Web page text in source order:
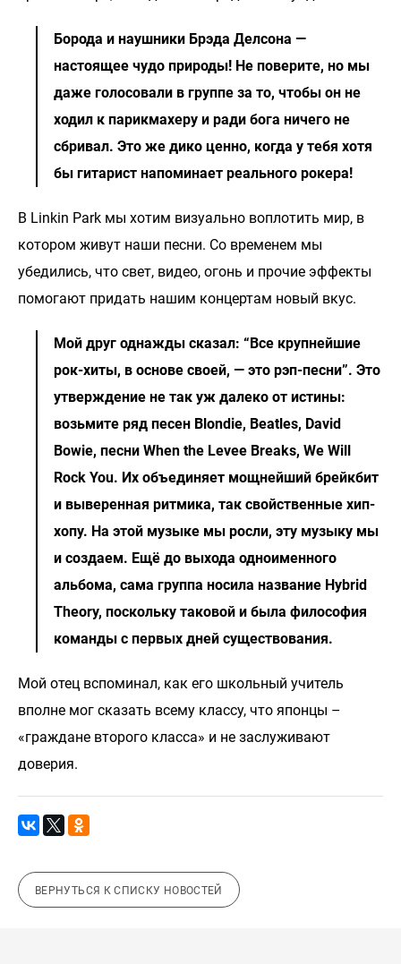
Борода и наушники Брэда Делсона —
настоящее чудо природы! Не поверите, но мы
даже голосовали в группе за то, чтобы он не
ходил к парикмахеру и ради бога ничего не
сбривал. Это же дико ценно, когда у тебя хотя
бы гитарист напоминает реального рокера!
В Linkin Park мы хотим визуально воплотить мир, в
котором живут наши песни. Со временем мы
убедились, что свет, видео, огонь и прочие эффекты
помогают придать нашим концертам новый вкус.
Мой друг однажды сказал: “Все крупнейшие
рок-хиты, в основе своей, — это рэп-песни”. Это
утверждение не так уж далеко от истины:
возьмите ряд песен Blondie, Beatles, David
Bowie, песни When the Levee Breaks, We Will
Rock You. Их объединяет мощнейший брейкбит
и выверенная ритмика, так свойственные хип-
хопу. На этой музыке мы росли, эту музыку мы
и создаем. Ещё до выхода одноименного
альбома, сама группа носила название Hybrid
Theory, поскольку таковой и была философия
команды с первых дней существования.
Мой отец вспоминал, как его школьный учитель
вполне мог сказать всему классу, что японцы –
«граждане второго класса» и не заслуживают
доверия.
ВЕРНУТЬСЯ К СПИСКУ НОВОСТЕЙ